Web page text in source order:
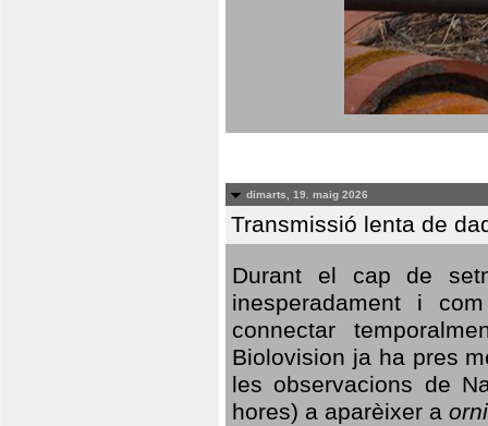
dimarts, 19. maig 2026
Transmissió lenta de
Durant el cap de
inesperadament i
connectar
Biolovision ja ha pres
les observacions de
hores) a aparèixer a